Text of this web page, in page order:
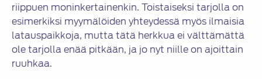
riippuen moninkertainenkin. Toistaiseksi tarjolla on
esimerkiksi myymälöiden yhteydessä myös ilmaisia
latauspaikkoja, mutta tätä herkkua ei välttämättä
ole tarjolla enää pitkään, ja jo nyt niille on ajoittain
ruuhkaa.